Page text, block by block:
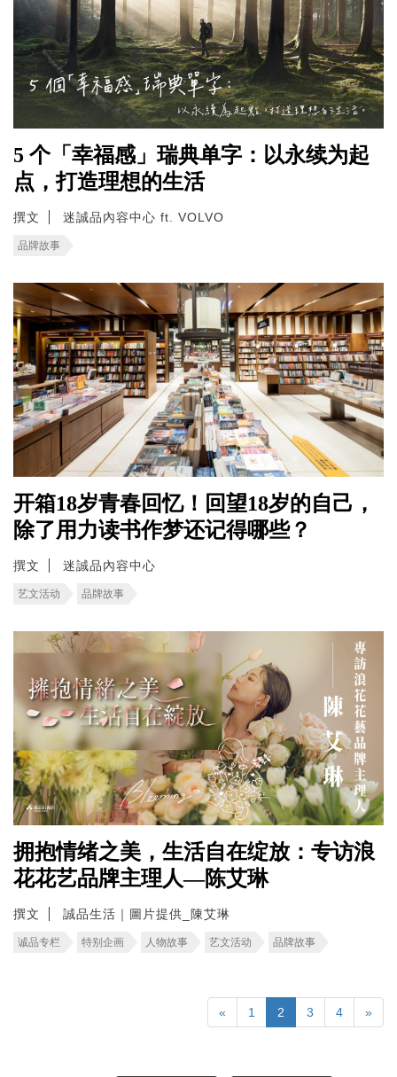
5 个「幸福感」瑞典单字：以永续为起
点，打造理想的生活
撰文 迷誠品內容中心 ft. VOLVO
品牌故事
开箱18岁青春回忆！回望18岁的自己，
除了用力读书作梦还记得哪些？
撰文 迷誠品內容中心
艺文活动 品牌故事
拥抱情绪之美，生活自在绽放：专访浪
花花艺品牌主理人—陈艾琳
撰文 誠品生活｜圖片提供_陳艾琳
诚品专栏 特别企画 人物故事 艺文活动 品牌故事
« 1 2 3 4 »